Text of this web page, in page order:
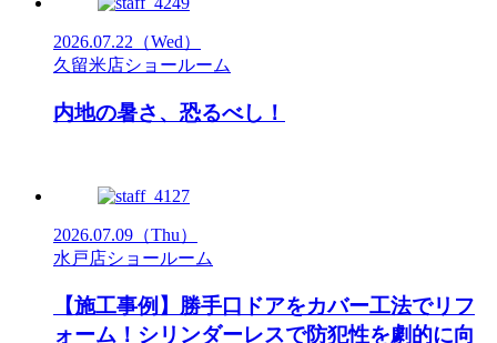
2026.07.22 （Wed）
久留米店ショールーム
内地の暑さ、恐るべし！
2026.07.09 （Thu）
水戸店ショールーム
【施工事例】勝手口ドアをカバー工法でリフ
ォーム！シリンダーレスで防犯性を劇的に向